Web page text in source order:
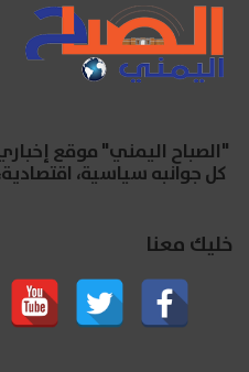
"الصباح اليمني" موقع
كل جوانبه سياسية،
خليك معنا